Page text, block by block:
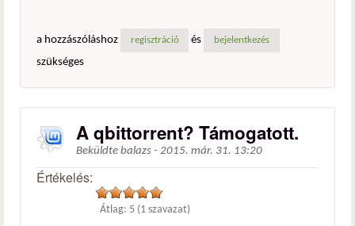
a hozzászóláshoz regisztráció és bejelentkezés
szükséges
A qbittorrent? Támogatott.
Beküldte balazs - 2015. már. 31. 13:20
Értékelés:
Átlag: 5 (1 szavazat)